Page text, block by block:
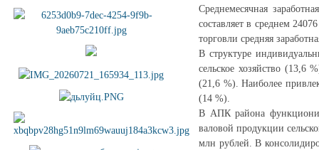
Среднемесячная
составляет в среднем
торговли средняя
В структуре
сельское хозяйство (13,6
(21,6 %). Наиболее
(14 %).
В АПК района
валовой продукции
млн рублей. В